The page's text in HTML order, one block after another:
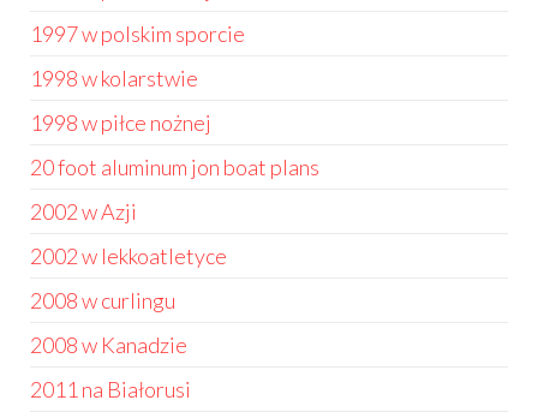
1997 w polskim sporcie
1998 w kolarstwie
1998 w piłce nożnej
20 foot aluminum jon boat plans
2002 w Azji
2002 w lekkoatletyce
2008 w curlingu
2008 w Kanadzie
2011 na Białorusi